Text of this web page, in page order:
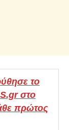
το
στο
πρώτος